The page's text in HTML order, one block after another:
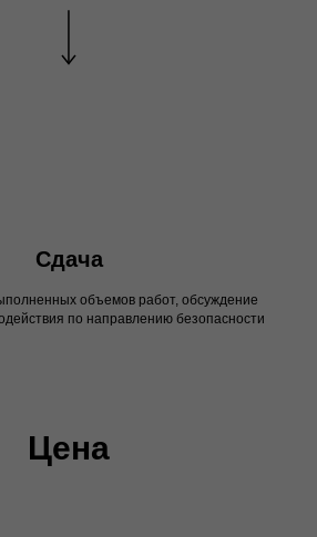
Сдача
объемов работ, обсуждение
по направлению безопасности
Цена